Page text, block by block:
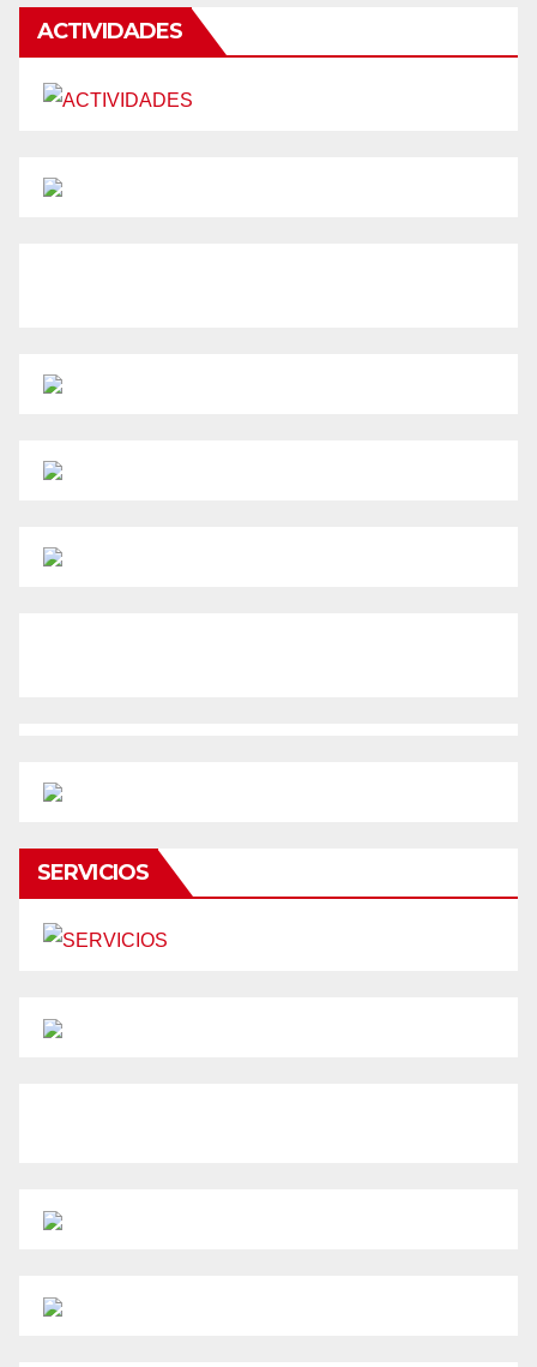
ACTIVIDADES
SERVICIOS